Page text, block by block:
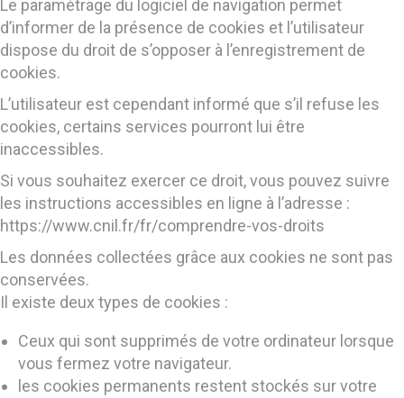
Le paramétrage du logiciel de navigation permet
d’informer de la présence de cookies et l’utilisateur
dispose du droit de s’opposer à l’enregistrement de
cookies.
L’utilisateur est cependant informé que s’il refuse les
cookies, certains services pourront lui être
inaccessibles.
Si vous souhaitez exercer ce droit, vous pouvez suivre
les instructions accessibles en ligne à l’adresse :
https://www.cnil.fr/fr/comprendre-vos-droits
Les données collectées grâce aux cookies ne sont pas
conservées.
Il existe deux types de cookies :
Ceux qui sont supprimés de votre ordinateur lorsque
vous fermez votre navigateur.
les cookies permanents restent stockés sur votre